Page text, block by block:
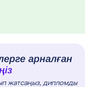
арналған
жатсаңыз, дипломды